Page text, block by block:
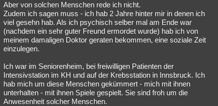
Astronomie Helpdesk Gruppen Gaming Filme
Musik Clash Verbesserungen Allmystery English
Übersichten
Lesenswert Schlüsselwörter
Aber von solchen Menschen rede ich nicht.
Zudem ich sagen muss - ich hab 2 Jahre hinter mir in denen ich
viel gesehn hab. Als ich psychisch selber mal am Ende war
(nachdem ein sehr guter Freund ermordet wurde) hab ich von
meinem damaligen Doktor geraten bekommen, eine soziale Zeit
einzulegen.
Ich war im Seniorenheim, bei freiwilligen Patienten der
Intensivstation im KH und auf der Krebsstation in Innsbruck. Ich
hab mich um diese Menschen gekümmert - mich mit ihnen
unterhalten - mit ihnen Spiele gespielt. Sie sind froh um die
Anwesenheit solcher Menschen.